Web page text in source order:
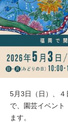
5月3日（日）、
で、園芸イベント
ます。